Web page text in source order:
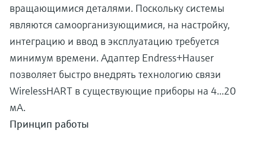
вращающимися деталями. Поскольку системы
являются самоорганизующимися, на настройку,
интеграцию и ввод в эксплуатацию требуется
минимум времени. Адаптер Endress+Hauser
позволяет быстро внедрять технологию связи
WirelessHART в существующие приборы на 4...20
мА.
Принцип работы